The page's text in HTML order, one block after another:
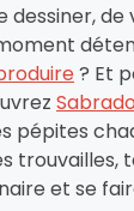
dessiner, de
? Et
pépites
trouvailles,
et se